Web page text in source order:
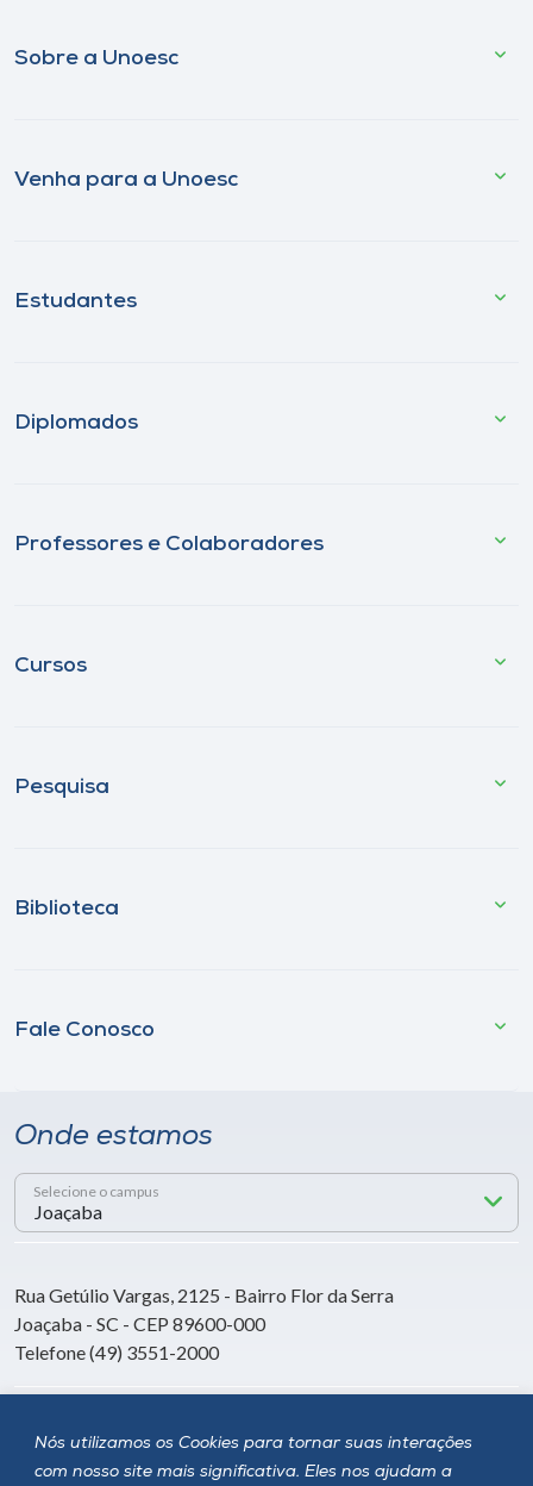
Nós utilizamos os Cookies para tornar suas interações
com nosso site mais significativa. Eles nos ajudam a
Sobre a Unoesc
Venha para a Unoesc
Estudantes
Diplomados
Professores e Colaboradores
Cursos
Pesquisa
Biblioteca
Fale Conosco
Onde estamos
Selecione o campus
Rua Getúlio Vargas, 2125 - Bairro Flor da Serra
Joaçaba - SC - CEP 89600-000
Telefone (49) 3551-2000
Siga a Unoesc